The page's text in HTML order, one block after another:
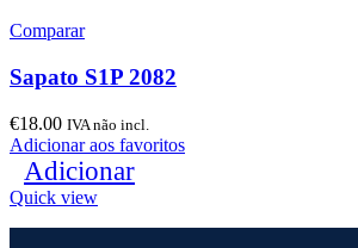
Comparar
Sapato S1P 2082
€18.00 IVA não incl.
Adicionar aos favoritos
Adicionar
Quick view